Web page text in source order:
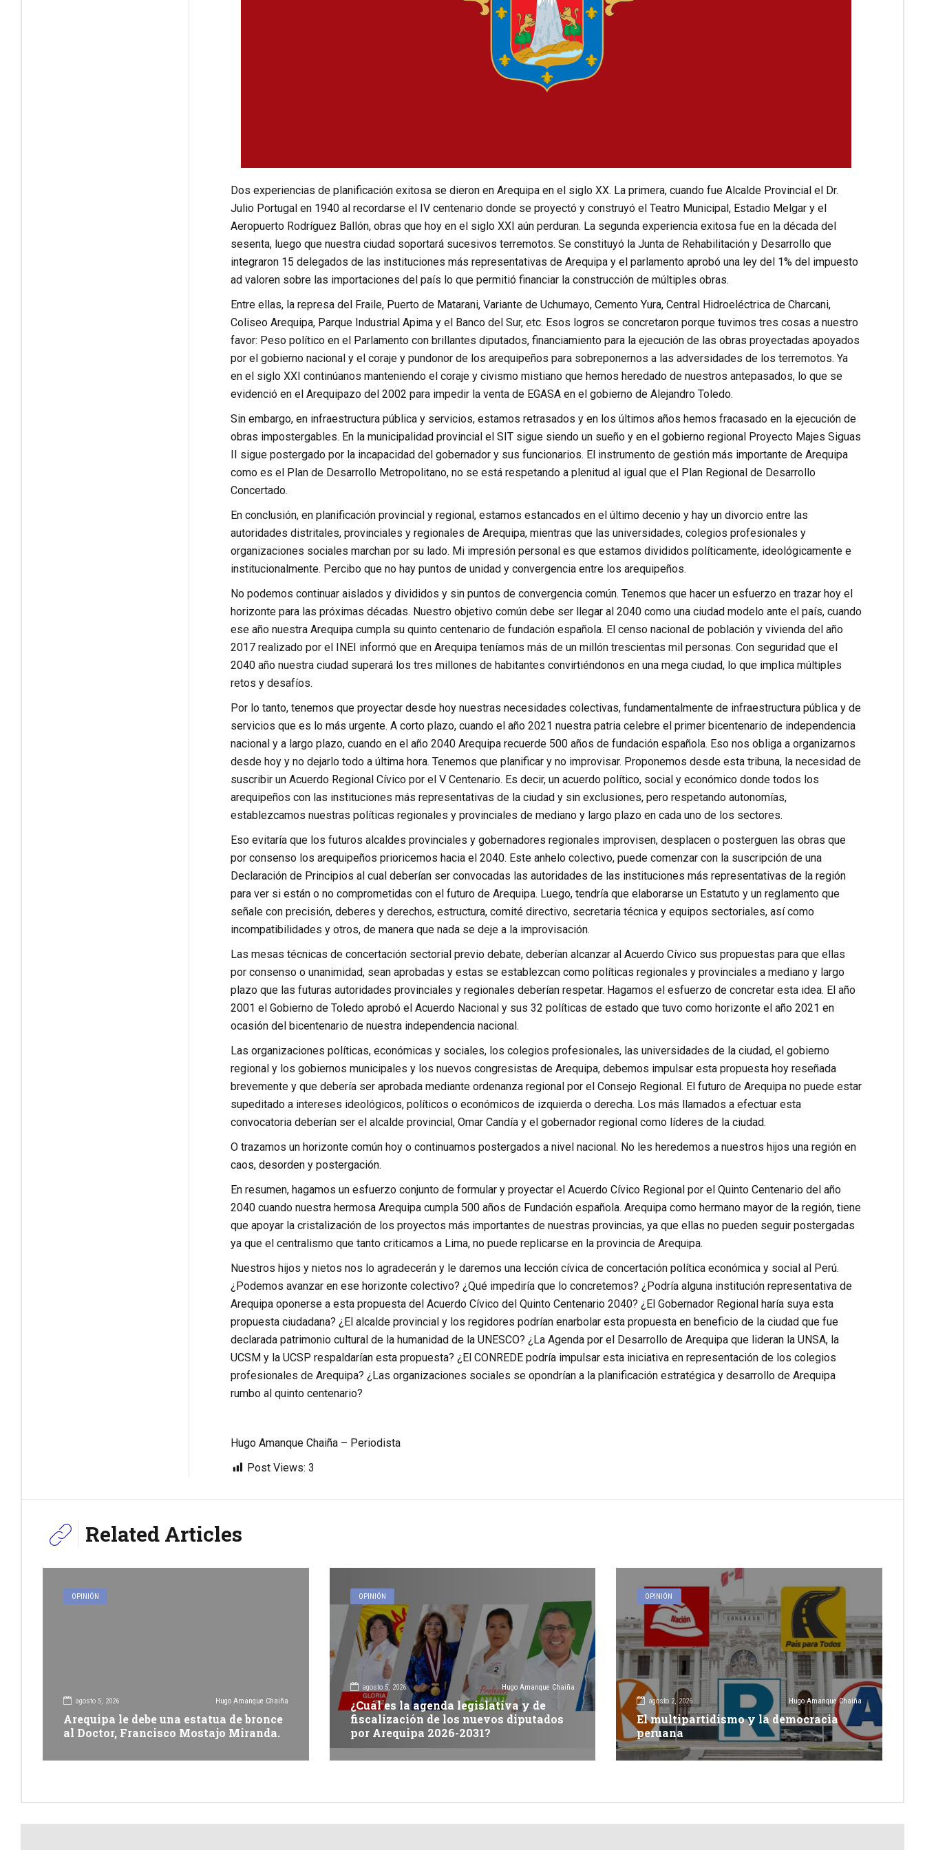
Dos experiencias de planificación exitosa se dieron en Arequipa en el siglo XX. La primera, cuando fue Alcalde Provincial el Dr.
Julio Portugal en 1940 al recordarse el IV centenario donde se proyectó y construyó el Teatro Municipal, Estadio Melgar y el
Aeropuerto Rodríguez Ballón, obras que hoy en el siglo XXI aún perduran. La segunda experiencia exitosa fue en la década del
sesenta, luego que nuestra ciudad soportará sucesivos terremotos. Se constituyó la Junta de Rehabilitación y Desarrollo que
integraron 15 delegados de las instituciones más representativas de Arequipa y el parlamento aprobó una ley del 1% del impuesto
ad valoren sobre las importaciones del país lo que permitió financiar la construcción de múltiples obras.
Entre ellas, la represa del Fraile, Puerto de Matarani, Variante de Uchumayo, Cemento Yura, Central Hidroeléctrica de Charcani,
Coliseo Arequipa, Parque Industrial Apima y el Banco del Sur, etc. Esos logros se concretaron porque tuvimos tres cosas a nuestro
favor: Peso político en el Parlamento con brillantes diputados, financiamiento para la ejecución de las obras proyectadas apoyados
por el gobierno nacional y el coraje y pundonor de los arequipeños para sobreponernos a las adversidades de los terremotos. Ya
en el siglo XXI continúanos manteniendo el coraje y civismo mistiano que hemos heredado de nuestros antepasados, lo que se
evidenció en el Arequipazo del 2002 para impedir la venta de EGASA en el gobierno de Alejandro Toledo.
Sin embargo, en infraestructura pública y servicios, estamos retrasados y en los últimos años hemos fracasado en la ejecución de
obras impostergables. En la municipalidad provincial el SIT sigue siendo un sueño y en el gobierno regional Proyecto Majes Siguas
II sigue postergado por la incapacidad del gobernador y sus funcionarios. El instrumento de gestión más importante de Arequipa
como es el Plan de Desarrollo Metropolitano, no se está respetando a plenitud al igual que el Plan Regional de Desarrollo
Concertado.
En conclusión, en planificación provincial y regional, estamos estancados en el último decenio y hay un divorcio entre las
autoridades distritales, provinciales y regionales de Arequipa, mientras que las universidades, colegios profesionales y
organizaciones sociales marchan por su lado. Mi impresión personal es que estamos divididos políticamente, ideológicamente e
institucionalmente. Percibo que no hay puntos de unidad y convergencia entre los arequipeños.
No podemos continuar aislados y divididos y sin puntos de convergencia común. Tenemos que hacer un esfuerzo en trazar hoy el
horizonte para las próximas décadas. Nuestro objetivo común debe ser llegar al 2040 como una ciudad modelo ante el país, cuando
ese año nuestra Arequipa cumpla su quinto centenario de fundación española. El censo nacional de población y vivienda del año
2017 realizado por el INEI informó que en Arequipa teníamos más de un millón trescientas mil personas. Con seguridad que el
2040 año nuestra ciudad superará los tres millones de habitantes convirtiéndonos en una mega ciudad, lo que implica múltiples
retos y desafíos.
Por lo tanto, tenemos que proyectar desde hoy nuestras necesidades colectivas, fundamentalmente de infraestructura pública y de
servicios que es lo más urgente. A corto plazo, cuando el año 2021 nuestra patria celebre el primer bicentenario de independencia
nacional y a largo plazo, cuando en el año 2040 Arequipa recuerde 500 años de fundación española. Eso nos obliga a organizarnos
desde hoy y no dejarlo todo a última hora. Tenemos que planificar y no improvisar. Proponemos desde esta tribuna, la necesidad de
suscribir un Acuerdo Regional Cívico por el V Centenario. Es decir, un acuerdo político, social y económico donde todos los
arequipeños con las instituciones más representativas de la ciudad y sin exclusiones, pero respetando autonomías,
establezcamos nuestras políticas regionales y provinciales de mediano y largo plazo en cada uno de los sectores.
Eso evitaría que los futuros alcaldes provinciales y gobernadores regionales improvisen, desplacen o posterguen las obras que
por consenso los arequipeños prioricemos hacia el 2040. Este anhelo colectivo, puede comenzar con la suscripción de una
Declaración de Principios al cual deberían ser convocadas las autoridades de las instituciones más representativas de la región
para ver si están o no comprometidas con el futuro de Arequipa. Luego, tendría que elaborarse un Estatuto y un reglamento que
señale con precisión, deberes y derechos, estructura, comité directivo, secretaria técnica y equipos sectoriales, así como
incompatibilidades y otros, de manera que nada se deje a la improvisación.
Las mesas técnicas de concertación sectorial previo debate, deberían alcanzar al Acuerdo Cívico sus propuestas para que ellas
por consenso o unanimidad, sean aprobadas y estas se establezcan como políticas regionales y provinciales a mediano y largo
plazo que las futuras autoridades provinciales y regionales deberían respetar. Hagamos el esfuerzo de concretar esta idea. El año
2001 el Gobierno de Toledo aprobó el Acuerdo Nacional y sus 32 políticas de estado que tuvo como horizonte el año 2021 en
ocasión del bicentenario de nuestra independencia nacional.
Las organizaciones políticas, económicas y sociales, los colegios profesionales, las universidades de la ciudad, el gobierno
regional y los gobiernos municipales y los nuevos congresistas de Arequipa, debemos impulsar esta propuesta hoy reseñada
brevemente y que debería ser aprobada mediante ordenanza regional por el Consejo Regional. El futuro de Arequipa no puede estar
supeditado a intereses ideológicos, políticos o económicos de izquierda o derecha. Los más llamados a efectuar esta
convocatoria deberían ser el alcalde provincial, Omar Candía y el gobernador regional como líderes de la ciudad.
O trazamos un horizonte común hoy o continuamos postergados a nivel nacional. No les heredemos a nuestros hijos una región en
caos, desorden y postergación.
En resumen, hagamos un esfuerzo conjunto de formular y proyectar el Acuerdo Cívico Regional por el Quinto Centenario del año
2040 cuando nuestra hermosa Arequipa cumpla 500 años de Fundación española. Arequipa como hermano mayor de la región, tiene
que apoyar la cristalización de los proyectos más importantes de nuestras provincias, ya que ellas no pueden seguir postergadas
ya que el centralismo que tanto criticamos a Lima, no puede replicarse en la provincia de Arequipa.
Nuestros hijos y nietos nos lo agradecerán y le daremos una lección cívica de concertación política económica y social al Perú.
¿Podemos avanzar en ese horizonte colectivo? ¿Qué impediría que lo concretemos? ¿Podría alguna institución representativa de
Arequipa oponerse a esta propuesta del Acuerdo Cívico del Quinto Centenario 2040? ¿El Gobernador Regional haría suya esta
propuesta ciudadana? ¿El alcalde provincial y los regidores podrían enarbolar esta propuesta en beneficio de la ciudad que fue
declarada patrimonio cultural de la humanidad de la UNESCO? ¿La Agenda por el Desarrollo de Arequipa que lideran la UNSA, la
UCSM y la UCSP respaldarían esta propuesta? ¿El CONREDE podría impulsar esta iniciativa en representación de los colegios
profesionales de Arequipa? ¿Las organizaciones sociales se opondrían a la planificación estratégica y desarrollo de Arequipa
rumbo al quinto centenario?
Hugo Amanque Chaiña – Periodista
Post Views: 3
Related Articles
OPINIÓN
agosto 5, 2026 Hugo Amanque Chaiña
Arequipa le debe una estatua de bronce
al Doctor, Francisco Mostajo Miranda.
OPINIÓN
agosto 5, 2026 Hugo Amanque Chaiña
¿Cuál es la agenda legislativa y de
fiscalización de los nuevos diputados
por Arequipa 2026-2031?
OPINIÓN
agosto 2, 2026 Hugo Amanque Chaiña
El multipartidismo y la democracia
peruana